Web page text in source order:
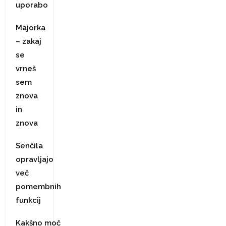
uporabo
Majorka
– zakaj
se
vrneš
sem
znova
in
znova
Senčila
opravljajo
več
pomembnih
funkcij
Kakšno moč